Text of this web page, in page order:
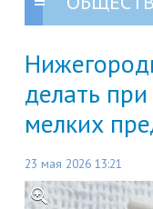
делать
мелких
23 мая 2026 13:21